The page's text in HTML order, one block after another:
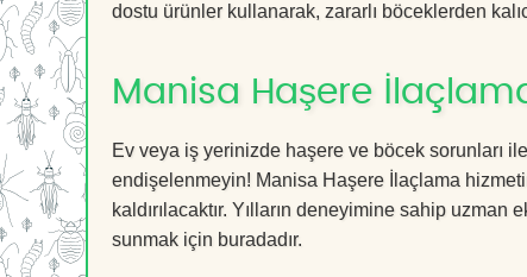
dostu ürünler kullanarak, zararlı böceklerden
Manisa Haşere
Ev veya iş yerinizde haşere ve böcek sorunları
endişelenmeyin! Manisa Haşere İlaçlama
kaldırılacaktır. Yılların deneyimine sahip
sunmak için buradadır.